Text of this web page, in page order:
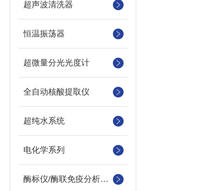
超声波清洗器
恒温振荡器
超微量分光光度计
全自动核酸提取仪
超纯水系统
电化学系列
酶标仪/酶联免疫分析仪及洗板机